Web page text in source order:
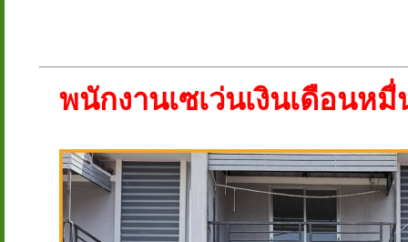
พนักงานเซเว่นเงินเดือนห